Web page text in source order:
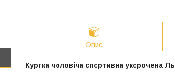
Опис
Куртка чоловіча спортивна укорочена